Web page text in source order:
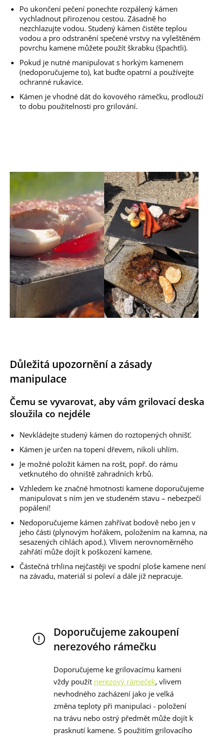
Po ukončení pečení ponechte rozpálený kámen
vychladnout přirozenou cestou. Zásadně ho
nezchlazujte vodou. Studený kámen čistěte teplou
vodou a pro odstranění spečené vrstvy na vyleštěném
povrchu kamene můžete použít škrabku (špachtli).
Pokud je nutné manipulovat s horkým kamenem
(nedoporučujeme to), kat buďte opatrní a používejte
ochranné rukavice.
Kámen je vhodné dát do kovového rámečku, prodlouží
to dobu použitelnosti pro grilování.
Důležitá upozornění a zásady
manipulace
Čemu se vyvarovat, aby vám grilovací deska
sloužila co nejdéle
Nevkládejte studený kámen do roztopených ohnišť.
Kámen je určen na topení dřevem, nikoli uhlím.
Je možné položit kámen na rošt, popř. do rámu
vetknutého do ohniště zahradních krbů.
Vzhledem ke značné hmotnosti kamene doporučujeme
manipulovat s ním jen ve studeném stavu – nebezpečí
popálení!
Nedoporučujeme kámen zahřívat bodově nebo jen v
jeho části (plynovým hořákem, položením na kamna, na
sesazených cihlách apod.). Vlivem nerovnoměrného
zahřátí může dojít k poškození kamene.
Částečná trhlina nejčastěji ve spodní ploše kamene není
na závadu, materiál si poleví a dále již nepracuje.
Doporučujeme zakoupení
nerezového rámečku
Doporučujeme ke grilovacímu kameni
vždy použít nerezový rámeček, vlivem
nevhodného zacházení jako je velká
změna teploty při manipulaci - položení
na trávu nebo ostrý předmět může dojít k
prasknutí kamene. S použitím grilovacího